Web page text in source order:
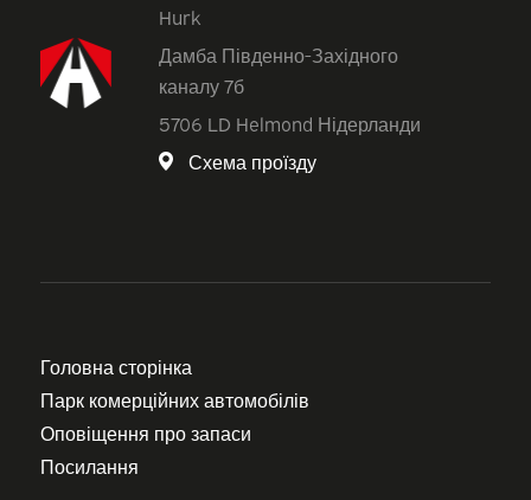
Hurk
Дамба Південно-Західного
каналу 7б
5706 LD Helmond Нідерланди
Схема проїзду
Головна сторінка
Парк комерційних автомобілів
Оповіщення про запаси
Посилання